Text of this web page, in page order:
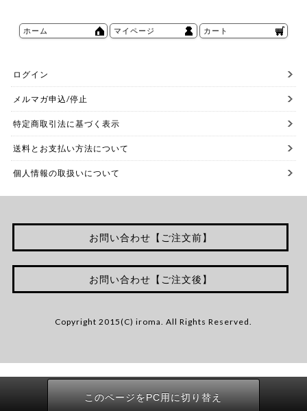
ホーム マイページ カート
ログイン
メルマガ申込/停止
特定商取引法に基づく表示
送料とお支払い方法について
個人情報の取扱いについて
お問い合わせ【ご注文前】
お問い合わせ【ご注文後】
Copyright 2015(C) iroma. All Rights Reserved.
このページをPC用に切り替え